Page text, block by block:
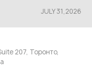
JULY 31,2026
207, Торонто,